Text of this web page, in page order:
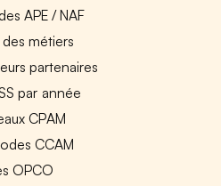
APE / NAF
métiers
partenaires
par année
CPAM
CCAM
OPCO